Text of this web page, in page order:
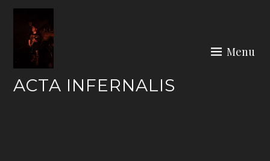
Skip
content
ACTA INFERNALIS
Menu